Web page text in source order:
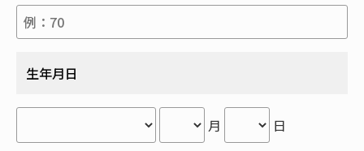
生年月日
月 日